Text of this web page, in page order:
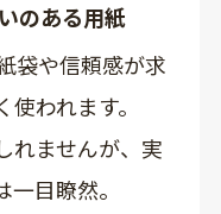
のある用紙
袋や信頼感が求
われます。
れませんが、実
目瞭然。